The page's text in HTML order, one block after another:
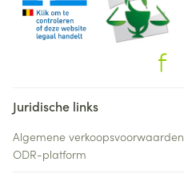
Juridische links
Algemene verkoopsvoorwaarden
ODR-platform